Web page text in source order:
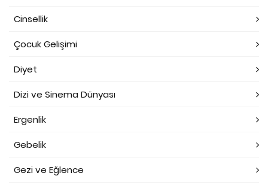
Cinsellik
Çocuk Gelişimi
Diyet
Dizi ve Sinema Dünyası
Ergenlik
Gebelik
Gezi ve Eğlence